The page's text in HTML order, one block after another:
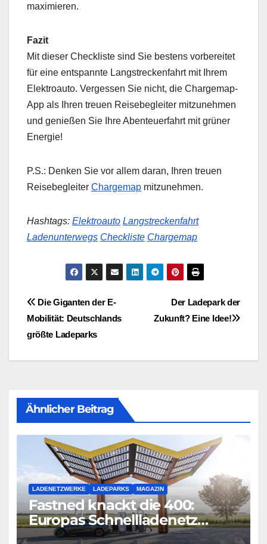
maximieren.
Fazit
Mit dieser Checkliste sind Sie bestens vorbereitet
für eine entspannte Langstreckenfahrt mit Ihrem
Elektroauto. Vergessen Sie nicht, die Chargemap-
App als Ihren treuen Reisebegleiter mitzunehmen
und genießen Sie Ihre Abenteuerfahrt mit grüner
Energie!
P.S.: Denken Sie vor allem daran, Ihren treuen
Reisebegleiter Chargemap mitzunehmen.
Hashtags: Elektroauto Langstreckenfahrt
Ladenunterwegs Checkliste Chargemap
BeitragsnavigationDer Ladepark der
Zukunft? Eine Idee!
Die Giganten der E-
Mobilität: Deutschlands
größte Ladeparks
Ähnlicher Beitrag
LADENETZWERKE LADEPARKS MAGAZIN
Fastned knackt die 400:
Europas Schnellladenetz
wächst rasant weiter